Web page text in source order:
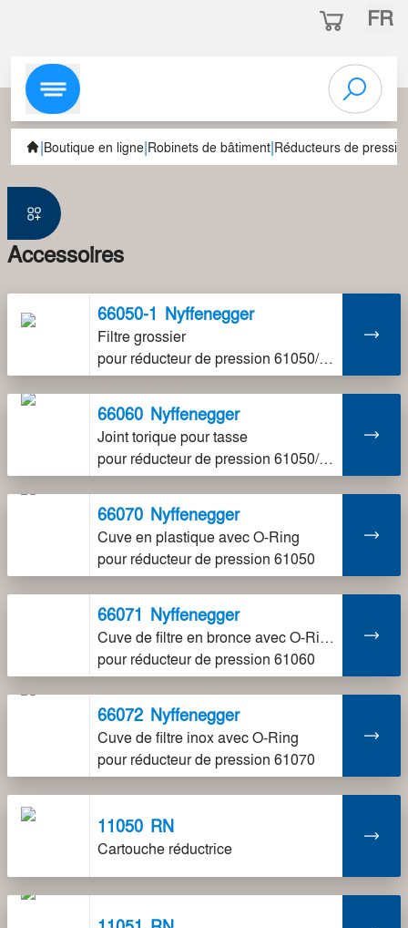
FR
|Boutique en ligne|Robinets de bâtiment|Réducteurs de
Accessoires
66050-1 Nyffenegger
Filtre grossier
pour réducteur de pression 61050/60/70
66060 Nyffenegger
Joint torique pour tasse
pour réducteur de pression 61050/60/70
66070 Nyffenegger
Cuve en plastique avec O-Ring
pour réducteur de pression 61050
66071 Nyffenegger
Cuve de filtre en bronce avec O-Ring
pour réducteur de pression 61060
66072 Nyffenegger
Cuve de filtre inox avec O-Ring
pour réducteur de pression 61070
11050 RN
Cartouche réductrice